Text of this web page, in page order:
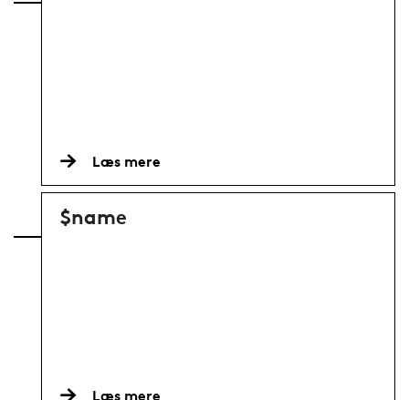
Læs mere
$name
Læs mere